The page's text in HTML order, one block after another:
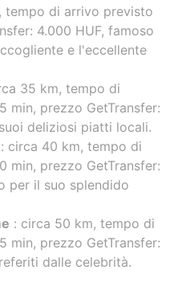
tempo di arrivo previsto
4.000 HUF, famoso
e l'eccellente
35 km, tempo di
min, prezzo GetTransfer:
deliziosi piatti locali.
: circa 40 km, tempo di
min, prezzo GetTransfer:
per il suo splendido
: circa 50 km, tempo di
min, prezzo GetTransfer:
dalle celebrità.